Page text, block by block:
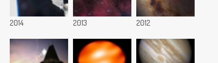
2014 2013 2012